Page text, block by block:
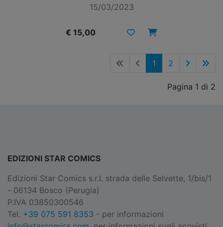
15/03/2023
€ 15,00
1 2
Pagina 1 di 2
EDIZIONI STAR COMICS
Edizioni Star Comics s.r.l. strada delle Selvette, 1/bis/1
- 06134 Bosco (Perugia)
P.IVA 03850300546
Tel. +39 075 591 8353 - per informazioni